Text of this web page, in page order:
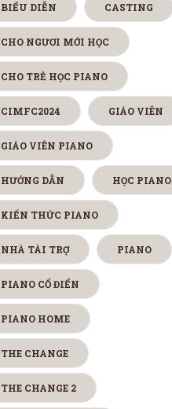
BIỂU DIỄN CASTING
CHO NGƯƠI MỚI HỌC
CHO TRẺ HỌC PIANO
CIMFC2024 GIÁO VIÊN
GIÁO VIÊN PIANO
HƯỚNG DẪN HỌC PIANO
KIẾN THỨC PIANO
NHÀ TÀI TRỢ PIANO
PIANO CỔ ĐIỂN
PIANO HOME
THE CHANGE
THE CHANGE 2